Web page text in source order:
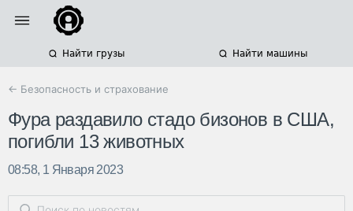
Найти грузы Найти машины
← Безопасность и страхование
Фура раздавило стадо бизонов в США,
погибли 13 животных
08:58, 1 Января 2023